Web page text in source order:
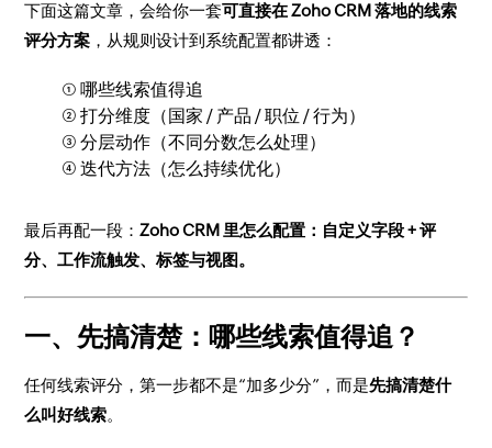
下面这篇文章，会给你一套可直接在 Zoho CRM 落地的线索
评分方案 ，从规则设计到系统配置都讲透：
① 哪些线索值得追
② 打分维度（国家 / 产品 / 职位 / 行为）
③ 分层动作（不同分数怎么处理）
④ 迭代方法（怎么持续优化）
最后再配一段：Zoho CRM 里怎么配置：自定义字段 + 评
分、工作流触发、标签与视图。
一、先搞清楚：哪些线索值得追？
任何线索评分，第一步都不是“加多少分”，而是先搞清楚什
么叫好线索。